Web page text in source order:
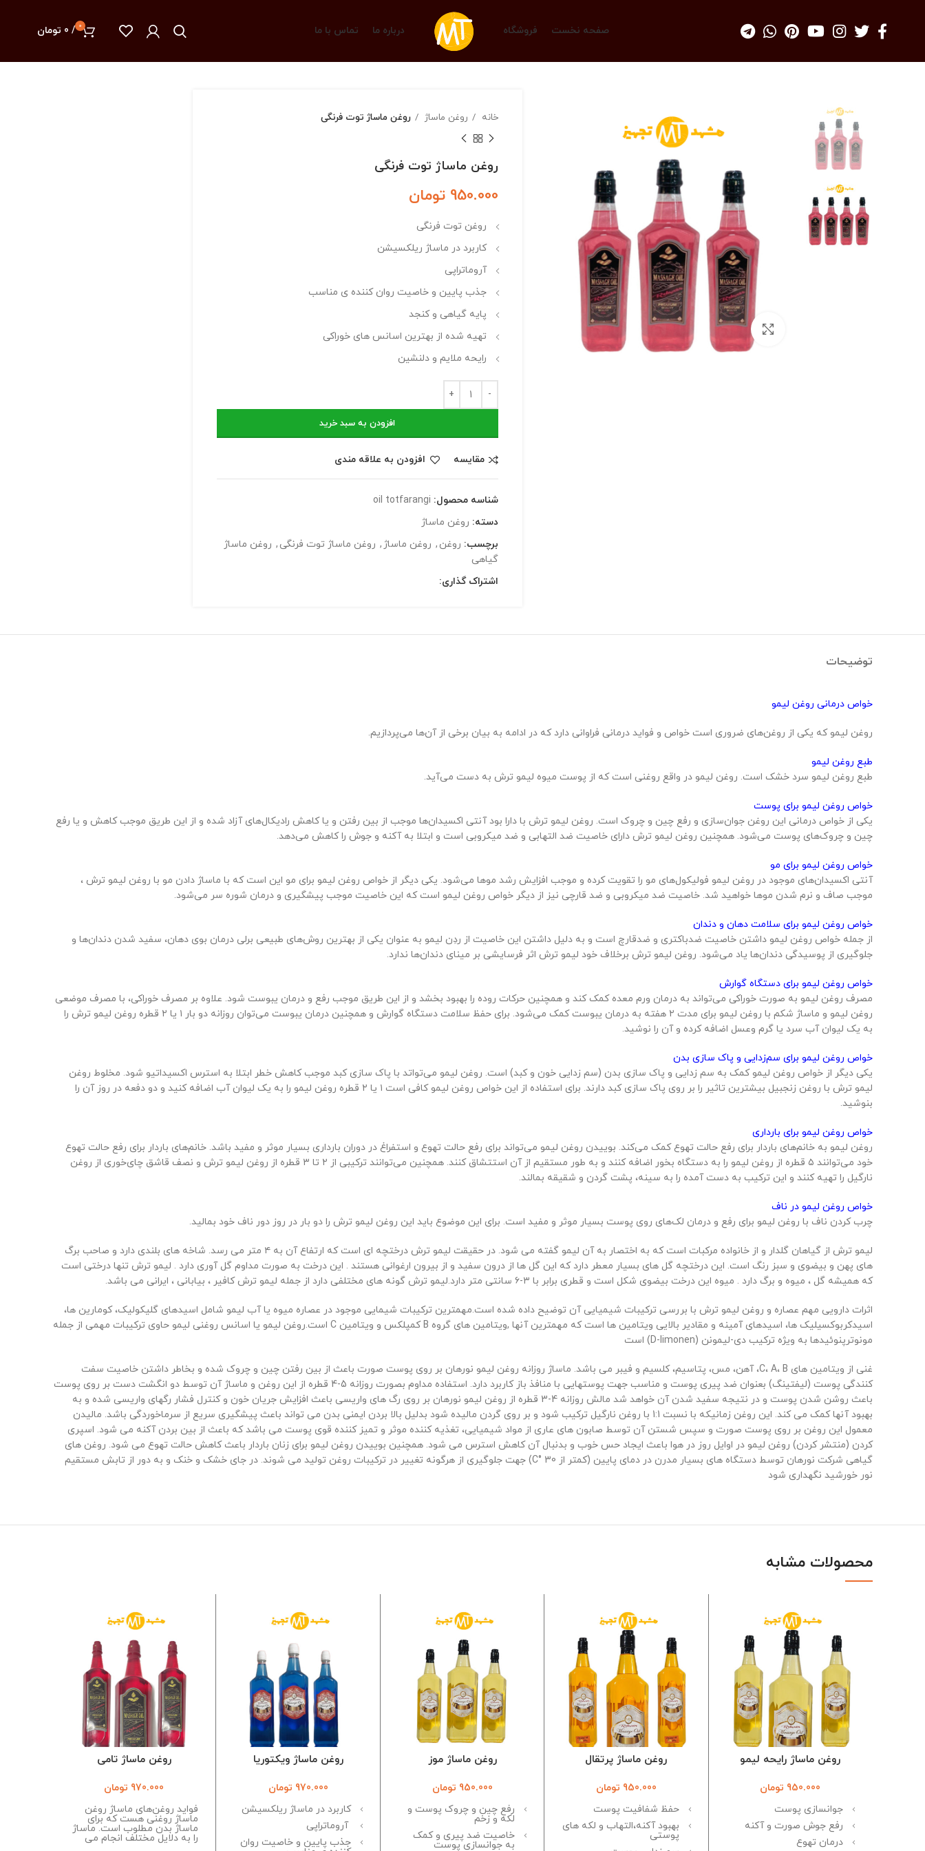
صفحه نخست فروشگاه درباره ما تماس با ما 0
/
0 تومان
بزرگنمایی تصویر
خانه روغن ماساژ روغن ماساژ توت فرنگی
روغن ماساژ توت فرنگی
950.000 تومان
روغن توت فرنگی
کاربرد در ماساژ ریلکسیشن‌
آروماتراپی
جذب پایین و خاصیت روان کننده ی مناسب
پایه گیاهی و کنجد
تهیه شده از بهترین اسانس‌ های خوراکی
رایحه ملایم و دلنشین
افزودن به سبد خرید
مقایسه افزودن به علاقه مندی
شناسه محصول: oil totfarangi
دسته: روغن ماساژ
برچسب: روغن , روغن ماساژ , روغن ماساژ توت فرنگی , روغن ماساژ
گیاهی
اشتراک گذاری:
توضیحات
خواص درمانی روغن لیمو
روغن لیمو که یکی از روغن‌های ضروری است خواص و فواید درمانی فراوانی دارد که در ادامه به بیان برخی از آن‌ها می‌پردازیم.
طبع روغن لیمو
طبع روغن لیمو سرد خشک است. روغن لیمو در واقع روغنی است که از پوست میوه لیمو ترش به دست می‌آید.
خواص روغن لیمو برای پوست
یکی از خواص درمانی این روغن جوان‌سازی و رفع چین و چروک است. روغن لیمو ترش با دارا بود آنتی اکسیدان‌ها موجب از بین رفتن و یا کاهش رادیکال‌های آزاد شده و از این طریق موجب کاهش و یا رفع
چین و چرو‌ک‌های پوست می‌شود. همچنین روغن لیمو ترش دارای خاصیت ضد التهابی و ضد میکروبی است و ابتلا به آکنه و جوش را کاهش می‌دهد.
خواص روغن لیمو برای مو
آنتی‌ اکسیدان‌های موجود در روغن لیمو فولیکول‌های مو را تقویت کرده و موجب افزایش رشد موها می‌شود. یکی دیگر از خواص روغن لیمو برای مو این است که با ماساژ دادن مو با روغن لیمو ترش ،
موجب صاف و نرم شدن مو‌ها خواهید شد. خاصیت ضد میکروبی و ضد قارچی نیز از دیگر خواص روغن لیمو است که این خاصیت موجب پیشگیری و درمان شوره سر می‌شود.
خواص روغن لیمو برای سلامت دهان و دندان
از جمله خواص روغن لیمو داشتن خاصیت ضدباکتری و ضدقارچ است و به دلیل داشتن این خاصیت از ردِن لیمو به عنوان یکی از بهترین روش‌های طبیعی برلی درمان بوی دهان، سفید شدن دندان‌ها و
جلوگیری از پوسیدگی دندان‌ها یاد می‌شود. روغن لیمو ترش برخلاف خود لیمو ترش اثر فرسایشی بر مینای دندان‌ها ندارد.
خواص روغن لیمو برای دستگاه گوارش
مصرف روغن لیمو به صورت خوراکی می‌تواند به درمان ورم معده کمک کند و همچنین حرکات روده را بهبود بخشد و از این طریق موجب رفع و درمان یبوست شود. علاوه بر مصرف خوراکی، با مصرف موضعی
روغن لیمو و ماساژ شکم با روغن لیمو برای مدت ۲ هفته به درمان یبوست کمک می‌شود. برای حفظ سلامت دستگاه گوارش و همچنین درمان یبوست می‌توان روزانه دو بار ۱ یا ۲ قطره روغن لیمو ترش را
به یک لیوان آب سرد یا گرم وعسل اضافه کرده و آن را نوشید.
خواص روغن لیمو برای سم‌زدایی و پاک سازی بدن
یکی دیگر از خواص روغن لیمو کمک به سم زدایی و پاک سازی بدن (سم زدایی خون و کبد) است. روغن لیمو می‌تواتد با پاک سازی کبد موجب کاهش خطر ابتلا به استرس اکسیداتیو شود. مخلوط روغن
لیمو ترش با روغن زنجبیل بیشترین تاثیر را بر روی پاک سازی کبد دارند. برای استفاده از این خواص روغن لیمو کافی است ۱ یا ۲ قطره روغن لیمو را به یک لیوان آب اضافه کنید و دو دفعه در روز آن را
بنوشید.
خواص روغن لیمو برای بارداری
روغن لیمو به خانم‌های باردار برای رفع حالت تهوع کمک می‌کند. بوییدن روغن لیمو می‌تواند برای رفع حالت تهوع و استفراغ در دوران بارداری بسیار موثر و مفید باشد. خانم‌های باردار برای رفع حالت تهوع
خود می‌توانند ۵ قطره از روغن لیمو را به دستگاه بخور اضافه کنند و به طور مستقیم از آن استتشاق کنند. همچنین می‌توانند ترکیبی از ۲ تا ۳ قطره از روغن لیمو ترش و نصف قاشق چای‌خوری از روغن
نارگیل را تهیه کنند و این ترکیب به دست آمده را به سینه، پشت گردن و شقیقه بمالند.
خواص روغن لیمو در ناف
چرب کردن ناف با روغن لیمو برای رفع و درمان لک‌های روی پوست بسیار موثر و مفید است. برای این موضوع باید این روغن لیمو ترش را دو بار در روز دور ناف خود بمالید.
لیمو ترش از گیاهان گلدار و از خانواده مرکبات است که به اختصار به آن لیمو گفته می شود. در حقیقت لیمو ترش درختچه ای است که ارتفاع آن به ۴ متر می رسد. شاخه های بلندی دارد و صاحب برگ
های پهن و بیضوی و سبز رنگ است. این درختچه گل های بسیار معطر دارد که این گل ها از درون سفید و از بیرون ارغوانی هستند . این درخت به صورت مداوم گل آوری دارد . لیمو ترش تنها درختی است
که همیشه گل ، میوه و برگ دارد . میوه این درخت بیضوی شکل است و قطری برابر با ۳-۶ سانتی متر دارد.لیمو ترش گونه های مختلفی دارد از جمله لیمو ترش کافیر ، بیابانی ، ایرانی می باشد.
اثرات دارویی مهم عصاره و روغن لیمو ترش با بررسی ترکیبات شیمیایی آن توضیح داده شده است.مهمترین ترکیبات شیمایی موجود در عصاره میوه یا آب لیمو شامل اسیدهای گلیکولیک، کومارین ها،
اسیدکربوکسیلیک ها، اسیدهای آمینه و مقادیر بالایی ویتامین ها است که مهمترین آنها ,ویتامین های گروه B کمپلکس و ویتامین C است.روغن لیمو یا اسانس روغنی لیمو حاوی ترکیبات مهمی از جمله
مونوترپنوئیدها به ویژه ترکیب دی-لیمونن (D-limonen) است
غنی از ویتامین های C، A، B، آهن، مس، پتاسیم، کلسیم و فیبر می باشد. ماساژ روزانه روغن لیمو نورهان بر روی پوست صورت باعث از بین رفتن چین و چروک شده و بخاطر داشتن خاصیت سفت
کنندگی پوست (لیفتینگ) بعنوان ضد پیری پوست و مناسب جهت پوستهایی با منافذ باز کاربرد دارد. استفاده مداوم بصورت روزانه 5-4 قطره از این روغن و ماساژ آن توسط دو انگشت دست بر روی پوست
باعث روشن شدن پوست و در نتیجه سفید شدن آن خواهد شد مالش روزانه 4-3 قطره از روغن لیمو نورهان بر روی رگ های واریسی باعث افزایش جریان خون و کنترل فشار رگهای واریسی شده و به
بهبود آنها کمک می کند. این روغن زمانیکه با نسبت 1:1 با روغن نارگیل ترکیب شود و بر روی گردن مالیده شود بدلیل بالا بردن ایمنی بدن می تواند باعث پیشگیری سریع از سرماخوردگی باشد. مالیدن
معمول این روغن بر روی پوست صورت و سپس شستن آن توسط صابون های عاری از مواد شیمیایی، تغذیه کننده موثر و تمیز کننده قوی پوست می باشد که باعث از بین بردن آکنه می شود. اسپری
کردن (منتشر کردن) روغن لیمو در اوایل روز در هوا باعث ایجاد حس خوب و بدنبال آن کاهش استرس می شود. همچنین بوییدن روغن لیمو برای زنان باردار باعث کاهش حالت تهوع می شود. روغن های
گیاهی شرکت نورهان توسط دستگاه های بسیار مدرن در دمای پایین (کمتر از 30 °C) جهت جلوگیری از هرگونه تغییر در ترکیبات روغن تولید می شوند. در جای خشک و خنک و به دور از تابش مستقیم
نور خورشید نگهداری شود
محصولات مشابه
روغن ماساژ رایحه لیمو
950.000 تومان
جوانسازی پوست
رفع جوش صورت و آکنه
درمان تهوع
روغن‌ ماساژ پرتقال
950.000 تومان
حفظ شفافیت پوست
بهبود آکنه،التهاب و لکه های
پوستی
روغن ماساژ موز
950.000 تومان
رفع چین و چروک پوست و
لکه و زخم
خاصیت ضد پیری و کمک
به جوانسازی پوست
روغن ماساژ ویکتوریا
970.000 تومان
کاربرد در ماساژ ریلکسیشن‌
آروماتراپی
جذب پایین و خاصیت روان
روغن ماساژ تامی
970.000 تومان
فواید روغن‌های ماساژ روغن
ماساژ روغنی هست که برای
ماساژ بدن مطلوب است. ماساژ
را به دلایل مختلف انجام می